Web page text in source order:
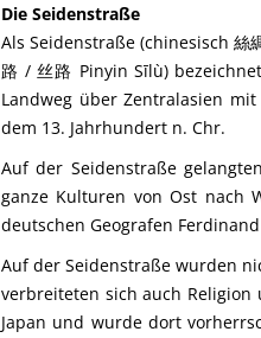
Die Seidenstraße
Als Seidenstraße (chinesisch 絲
路 / 丝路 Pinyin Sīlù)
Landweg über Zentralasien
dem 13. Jahrhundert n. Chr.
Auf der Seidenstraße
ganze Kulturen von Ost nach
deutschen Geografen
Auf der Seidenstraße wurden
verbreiteten sich auch
Japan und wurde dort